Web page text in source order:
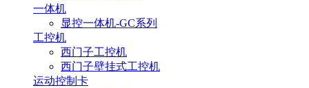
一体机
显控一体机-GC系列
工控机
西门子工控机
西门子壁挂式工控机
运动控制卡